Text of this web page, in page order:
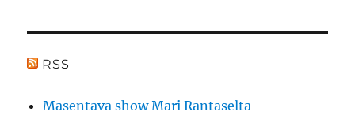
RSS
Masentava show Mari Rantaselta